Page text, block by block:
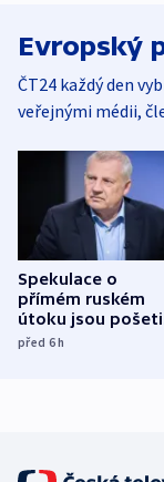
Evropský
ČT24 každý den
veřejnými médii,
Spekulace o
přímém ruském
útoku jsou
míní estonský
před 6h